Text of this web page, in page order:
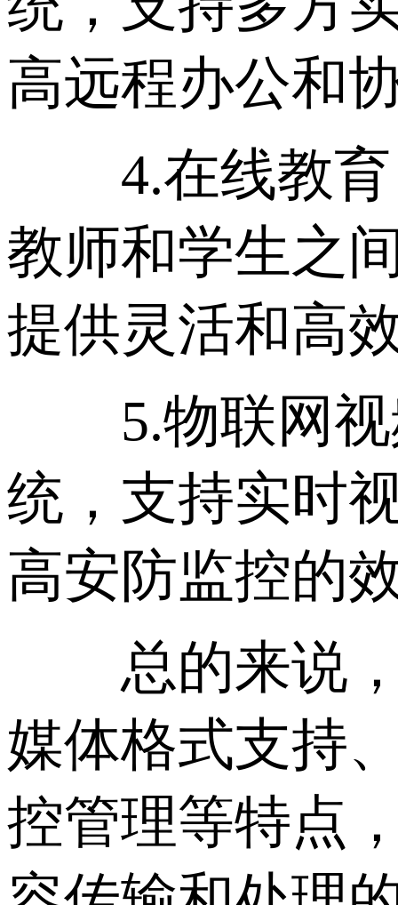
高远程办公和
4.在线教育
教师和学生之
提供灵活和高
5.物联网视
统，支持实时
高安防监控的
总的来说，
媒体格式支持
控管理等特点